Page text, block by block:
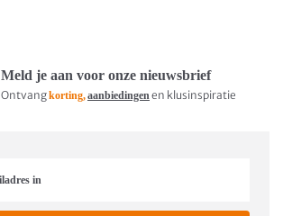
Meld je aan voor onze nieuwsbrief
Ontvangkorting,aanbiedingenen klusinspiratie